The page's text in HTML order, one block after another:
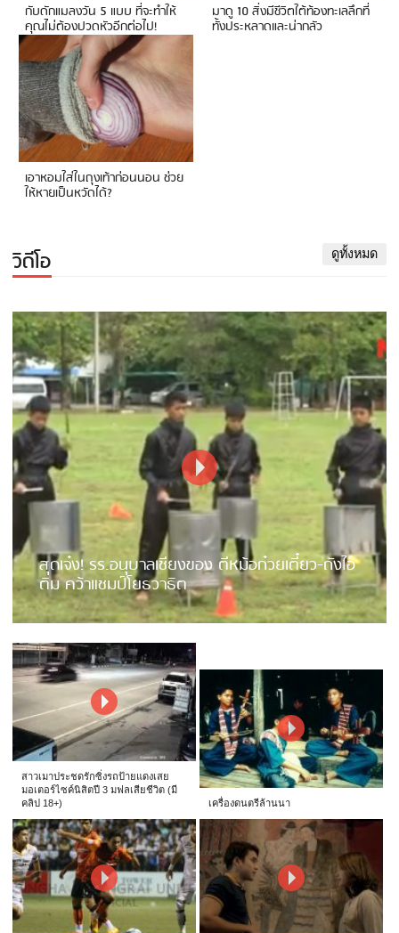
กับดักแมลงวัน 5 แบบ ที่จะทำให้
คุณไม่ต้องปวดหัวอีกต่อไป!
มาดู 10 สิ่งมีชีวิตใต้ท้องทะเลลึกที่
ทั้งประหลาดและน่ากลัว
เอาหอมใส่ในถุงเท้าก่อนนอน ช่วย
ให้หายเป็นหวัดได้?
วิดีโอ ดูทั้งหมด
สุดเจ๋ง! รร.อนุบาลเชียงของ ตีหม้อก๋วยเตี๋ยว-ถังไอ
ติม คว้าแชมป์โยธวาธิต
สาวเมาประชดรักซิ่งรถป้ายแดงเสย
มอเตอร์ไซค์นิสิตปี 3 มฟลเสียชีวิต (มี
คลิป 18+)
เครื่องดนตรีล้านนา